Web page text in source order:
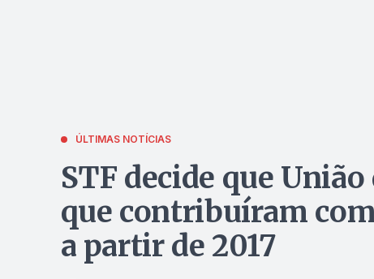
ÚLTIMAS NOTÍCIAS
STF decide que
que contribuíram
a partir de 2017